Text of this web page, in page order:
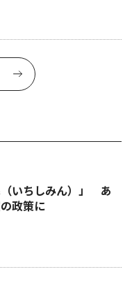
いちしみん）」 あ
政策に